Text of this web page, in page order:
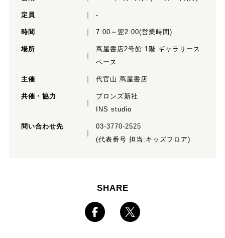
定員 -
時間 7:00～翌2:00(営業時間)
場所
蔦屋書店2号館 1階 ギャラリース
ペース
主催 代官山 蔦屋書店
共催・協力
ブロンズ新社
INS studio
問い合わせ先
03-3770-2525
(代表番号 担当:キッズフロア)
SHARE